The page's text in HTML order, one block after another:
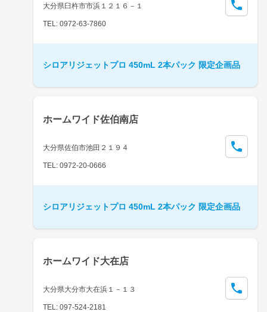
大分県臼杵市市浜１２１６－１
TEL: 0972-63-7860
シロアリジェットプロ 450mL 2本パック 限定企画品
ホームワイド佐伯南店
大分県佐伯市池田２１９４
TEL: 0972-20-0666
シロアリジェットプロ 450mL 2本パック 限定企画品
ホームワイド大在店
大分県大分市大在浜１－１３
TEL: 097-524-2181